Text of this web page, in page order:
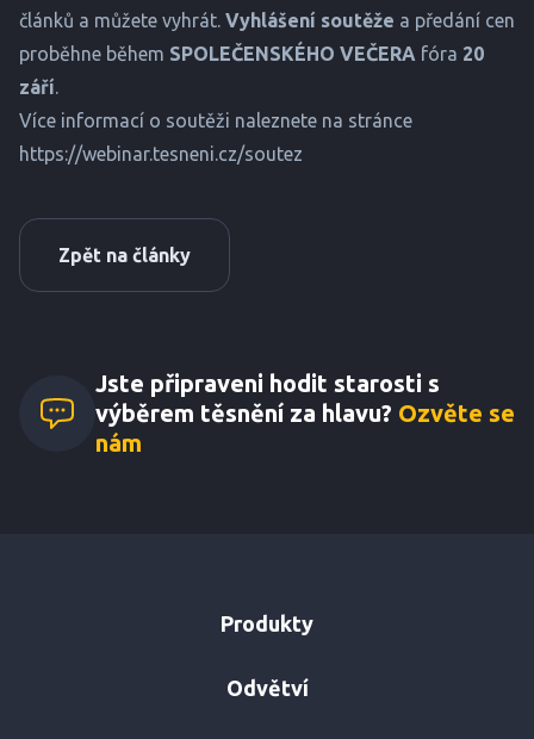
článků a můžete vyhrát. Vyhlášení soutěže a předání cen
proběhne během SPOLEČENSKÉHO VEČERA fóra 20
září.
Více informací o soutěži naleznete na stránce
https://webinar.tesneni.cz/soutez
Zpět na články
Jste připraveni hodit starosti s
výběrem těsnění za hlavu? Ozvěte se
nám
Produkty
Odvětví